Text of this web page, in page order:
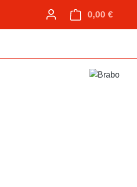
0,00 €